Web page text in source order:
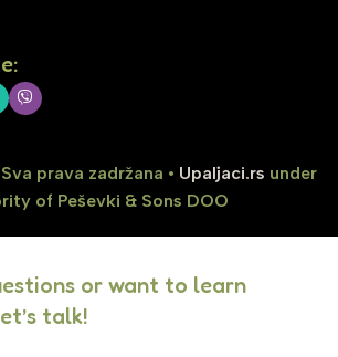
prava zadržana • Upaljaci.rs under
of Peševki & Sons DOO
or want to learn
talk!